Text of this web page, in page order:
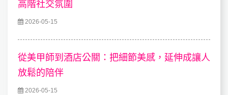
高階社交氛圍
2026-05-15
從美甲師到酒店公關：把細節美感，延伸成讓人
放鬆的陪伴
2026-05-15